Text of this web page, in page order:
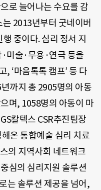
로 늘어나는 수요를 감
2013년부터 굿네이버
중이다. 심리 정서 지
미술·무용·연극 등을
, ‘마음톡톡 캠프’ 등 다
까지 총 2905명의 아동
며, 1058명의 아동이 마
칼텍스 CSR추진팀장
온 통합예술 심리 치료
의 지역사회 네트워크
심의 심리지원 솔루션
는 솔루션 제공을 넘어,